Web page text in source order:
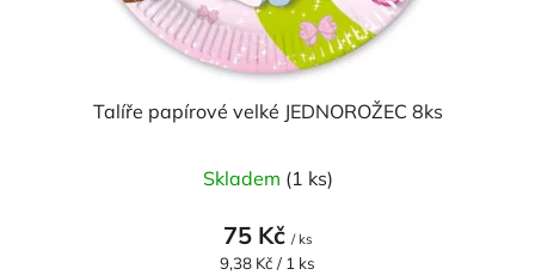
Talíře papírové velké JEDNOROŽEC 8ks
Skladem (1 ks)
75 Kč / ks
Měrná
9,38 Kč / 1 ks